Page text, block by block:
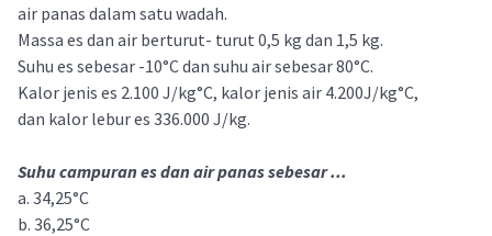
air panas dalam satu wadah.
Massa es dan air berturut- turut 0,5 kg dan 1,5 kg.
Suhu es sebesar -10°C dan suhu air sebesar 80°C.
Kalor jenis es 2.100 J/kg°C, kalor jenis air 4.200J/kg°C,
dan kalor lebur es 336.000 J/kg.
Suhu campuran es dan air panas sebesar ...
a. 34,25°C
b. 36,25°C